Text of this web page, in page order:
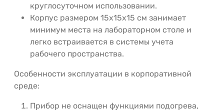
круглосуточном использовании.
Корпус размером 15x15x15 см занимает
минимум места на лабораторном столе и
легко встраивается в системы учета
рабочего пространства.
Особенности эксплуатации в корпоративной
среде:
Прибор не оснащен функциями подогрева,